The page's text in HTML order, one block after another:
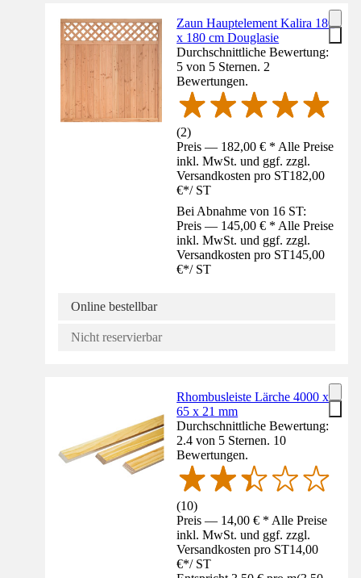
Zaun Hauptelement Kalira 180
x 180 cm Douglasie
Durchschnittliche Bewertung:
5 von 5 Sternen. 2
Bewertungen.
(2)
Preis — 182,00 € * Alle Preise
inkl. MwSt. und ggf. zzgl.
Versandkosten pro ST182,00
€*/ ST
Bei Abnahme von 16 ST:
Preis — 145,00 € * Alle Preise
inkl. MwSt. und ggf. zzgl.
Versandkosten pro ST145,00
€*/ ST
Online bestellbar
Nicht reservierbar
Rhombusleiste Lärche 4000 x
65 x 21 mm
Durchschnittliche Bewertung:
2.4 von 5 Sternen. 10
Bewertungen.
(10)
Preis — 14,00 € * Alle Preise
inkl. MwSt. und ggf. zzgl.
Versandkosten pro ST14,00
€*/ ST